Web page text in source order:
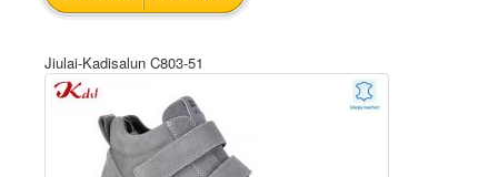
Jiulai-Kadisalun C803-51